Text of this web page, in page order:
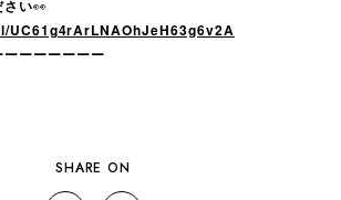
さい👀
ーーーーーー
SHARE ON